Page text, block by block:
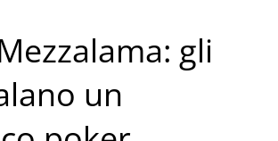
gli
un